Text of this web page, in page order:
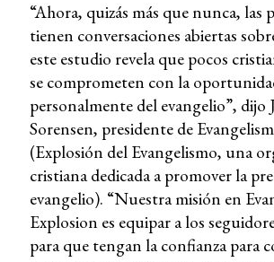
“Ahora, quizás más que nunca, las
tienen conversaciones abiertas
este estudio revela que pocos
se comprometen con la
personalmente del evangelio”, dijo
Sorensen, presidente de
(Explosión del Evangelismo, una
cristiana dedicada a promover la
evangelio). “Nuestra misión en
Explosion es equipar a los
para que tengan la confianza para